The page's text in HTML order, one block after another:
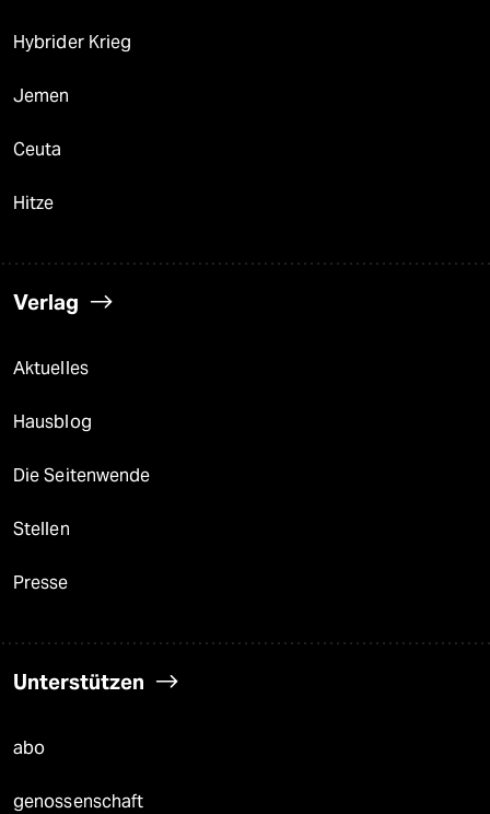
Hybrider Krieg
Jemen
Ceuta
Hitze
Verlag
Aktuelles
Hausblog
Die Seitenwende
Stellen
Presse
Unterstützen
abo
genossenschaft